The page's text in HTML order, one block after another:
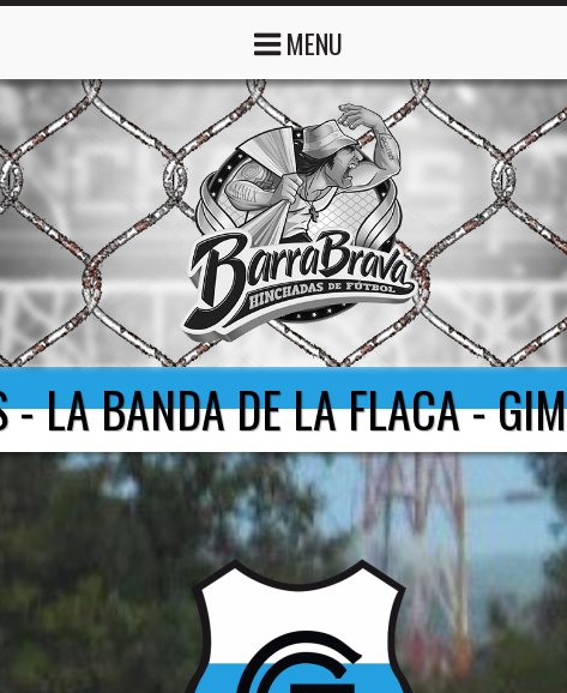
MENU
- LA BANDA DE LA FLACA -